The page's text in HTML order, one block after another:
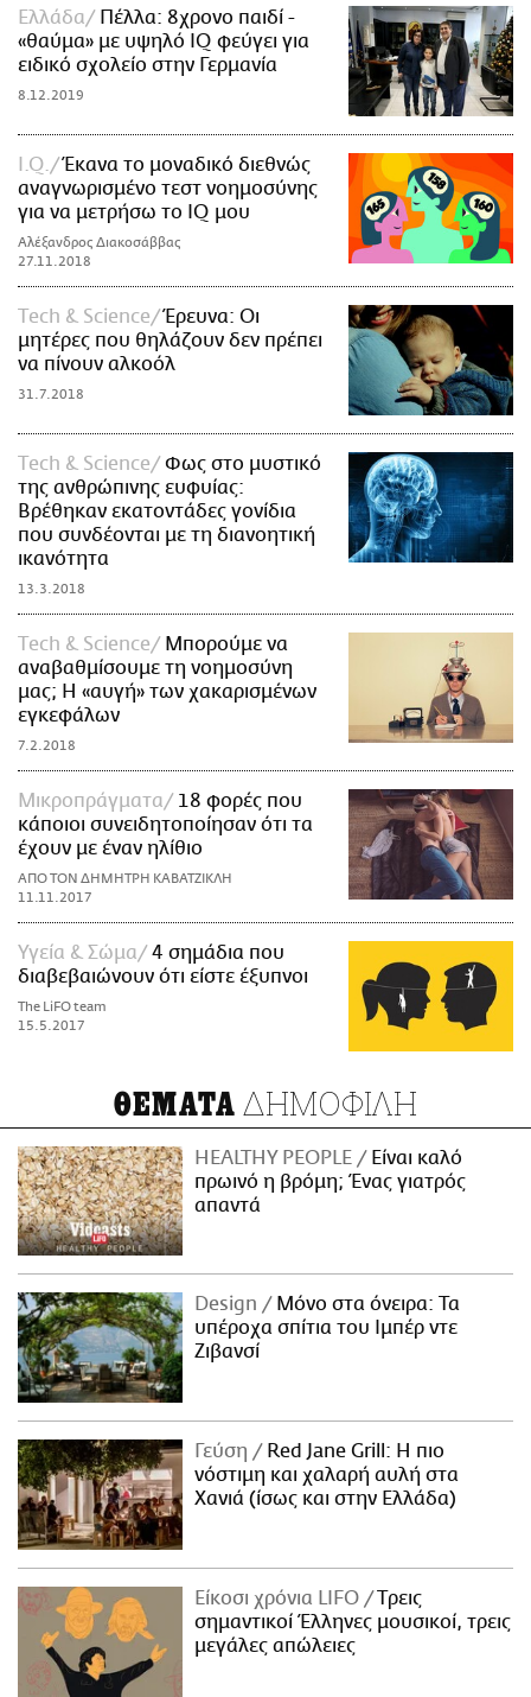
Ελλάδα
Πέλλα: 8χρονο παιδί -
«θαύμα» με υψηλό IQ φεύγει για
ειδικό σχολείο στην Γερμανία
8.12.2019
I.Q.
Έκανα το μοναδικό διεθνώς
αναγνωρισμένο τεστ νοημοσύνης
για να μετρήσω το IQ μου
Αλέξανδρος Διακοσάββας
27.11.2018
Τech & Science
Έρευνα: Οι
μητέρες που θηλάζουν δεν πρέπει
να πίνουν αλκοόλ
31.7.2018
Τech & Science
Φως στο μυστικό
της ανθρώπινης ευφυίας:
Βρέθηκαν εκατοντάδες γονίδια
που συνδέονται με τη διανοητική
ικανότητα
13.3.2018
Τech & Science
Μπορούμε να
αναβαθμίσουμε τη νοημοσύνη
μας; Η «αυγή» των χακαρισμένων
εγκεφάλων
7.2.2018
Mικροπράγματα
18 φορές που
κάποιοι συνειδητοποίησαν ότι τα
έχουν με έναν ηλίθιο
ΑΠΟ ΤΟΝ ΔΗΜΗΤΡΗ ΚΑΒΑΤΖΙΚΛΗ
11.11.2017
Υγεία & Σώμα
4 σημάδια που
διαβεβαιώνουν ότι είστε έξυπνοι
The LiFO team
15.5.2017
ΘΕΜΑΤΑ ΔΗΜΟΦΙΛΗ
HEALTHY PEOPLE
Είναι καλό
πρωινό η βρόμη; Ένας γιατρός
απαντά
Design
Μόνο στα όνειρα: Τα
υπέροχα σπίτια του Ιμπέρ ντε
Ζιβανσί
Γεύση
Red Jane Grill: Η πιο
νόστιμη και χαλαρή αυλή στα
Χανιά (ίσως και στην Ελλάδα)
Είκοσι χρόνια LIFO
Tρεις
σημαντικοί Έλληνες μουσικοί, τρεις
μεγάλες απώλειες